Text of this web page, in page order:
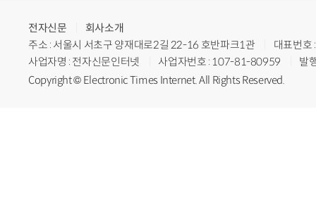
전자신문
회사소개
주소 : 서울시 서초구 양재대로2길 22-16 호반파크1관
대표번
사업자명 : 전자신문인터넷
사업자번호 : 107-81-80959
발
Copyright © Electronic Times Internet. All Rights Reserved.